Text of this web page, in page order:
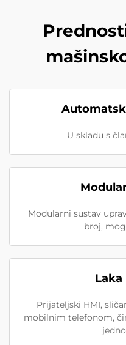
U skladu s
Modularni sustav
broj,
Laka
Prijateljski HMI,
mobilnim telefonom,